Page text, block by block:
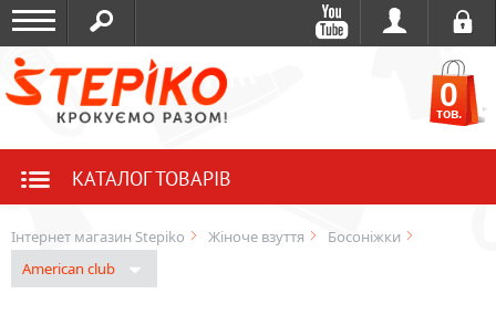
0
тов.
КАТАЛОГ ТОВАРІВ
Інтернет магазин Stepiko Жіноче взуття
Босоніжки
American club